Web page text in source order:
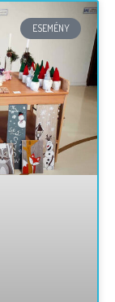
ESEMÉNY